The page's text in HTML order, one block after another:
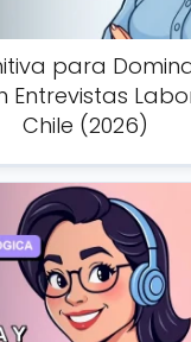
para
Entrevistas
Chile (2026)